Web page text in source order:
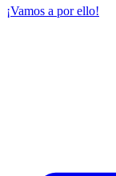
¡Vamos a por ello!